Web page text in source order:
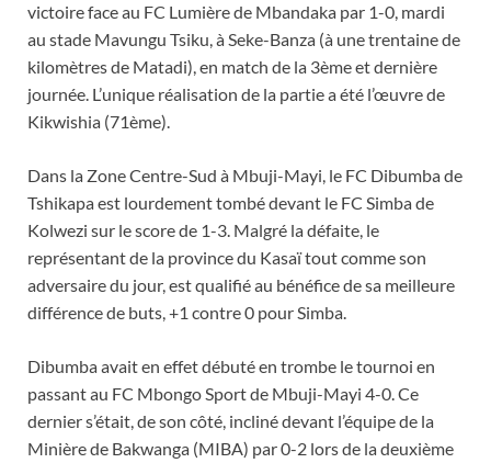
victoire face au FC Lumière de Mbandaka par 1-0, mardi
au stade Mavungu Tsiku, à Seke-Banza (à une trentaine de
kilomètres de Matadi), en match de la 3ème et dernière
journée. L’unique réalisation de la partie a été l’œuvre de
Kikwishia (71ème).
Dans la Zone Centre-Sud à Mbuji-Mayi, le FC Dibumba de
Tshikapa est lourdement tombé devant le FC Simba de
Kolwezi sur le score de 1-3. Malgré la défaite, le
représentant de la province du Kasaï tout comme son
adversaire du jour, est qualifié au bénéfice de sa meilleure
différence de buts, +1 contre 0 pour Simba.
Dibumba avait en effet débuté en trombe le tournoi en
passant au FC Mbongo Sport de Mbuji-Mayi 4-0. Ce
dernier s’était, de son côté, incliné devant l’équipe de la
Minière de Bakwanga (MIBA) par 0-2 lors de la deuxième